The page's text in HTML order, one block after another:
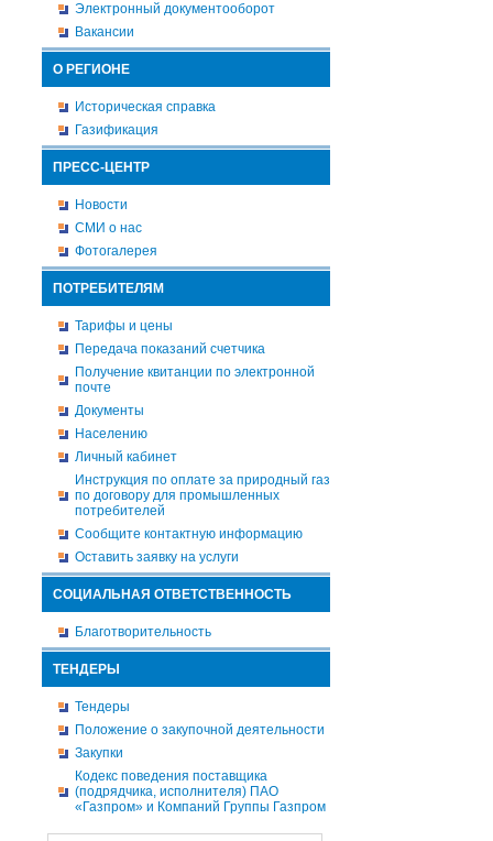
Электронный документооборот
Вакансии
О РЕГИОНЕ
Историческая справка
Газификация
ПРЕСС-ЦЕНТР
Новости
СМИ о нас
Фотогалерея
ПОТРЕБИТЕЛЯМ
Тарифы и цены
Передача показаний счетчика
Получение квитанции по электронной
почте
Документы
Населению
Личный кабинет
Инструкция по оплате за природный газ
по договору для промышленных
потребителей
Сообщите контактную информацию
Оставить заявку на услуги
СОЦИАЛЬНАЯ ОТВЕТСТВЕННОСТЬ
Благотворительность
ТЕНДЕРЫ
Тендеры
Положение о закупочной деятельности
Закупки
Кодекс поведения поставщика
(подрядчика, исполнителя) ПАО
«Газпром» и Компаний Группы Газпром